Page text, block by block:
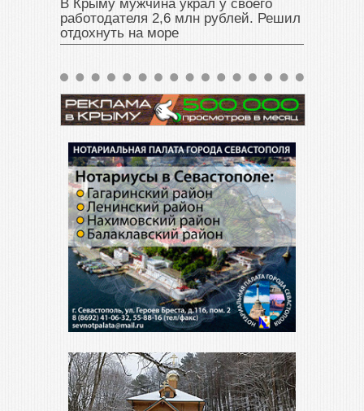
В Крыму мужчина украл у своего
работодателя 2,6 млн рублей. Решил
отдохнуть на море